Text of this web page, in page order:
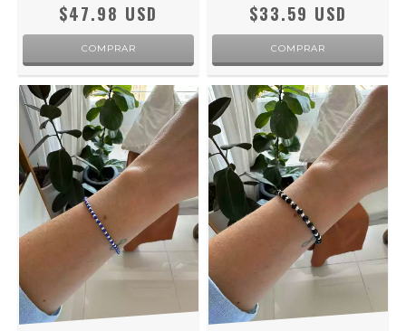
$47.98 USD $33.59 USD